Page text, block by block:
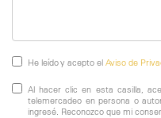
He leído y acepto el Aviso de
Al hacer clic en esta casilla,
telemercadeo en persona o
ingresé. Reconozco que mi